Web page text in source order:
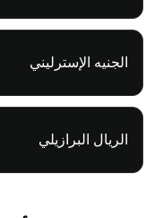
الجنيه الإسترليني
الريال البرازيلي